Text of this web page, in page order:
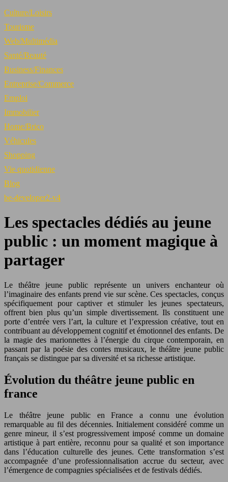
Culture/Loisirs
Tourisme
Web/Multimédia
Santé/Beauté
Business/Finances
Entreprise/Commerce
Emploi
Immobilier
Home/Brico
Véhicules
Shopping
Vie quotidienne
Blog
be-developer2-v4
Les spectacles dédiés au jeune
public : un moment magique à
partager
Le théâtre jeune public représente un univers enchanteur où
l’imaginaire des enfants prend vie sur scène. Ces spectacles, conçus
spécifiquement pour captiver et stimuler les jeunes spectateurs,
offrent bien plus qu’un simple divertissement. Ils constituent une
porte d’entrée vers l’art, la culture et l’expression créative, tout en
contribuant au développement cognitif et émotionnel des enfants. De
la magie des marionnettes à l’énergie du cirque contemporain, en
passant par la poésie des contes musicaux, le théâtre jeune public
français se distingue par sa diversité et sa richesse artistique.
Évolution du théâtre jeune public en
france
Le théâtre jeune public en France a connu une évolution
remarquable au fil des décennies. Initialement considéré comme un
genre mineur, il s’est progressivement imposé comme un domaine
artistique à part entière, reconnu pour sa qualité et son importance
dans l’éducation culturelle des jeunes. Cette transformation s’est
accompagnée d’une professionnalisation accrue du secteur, avec
l’émergence de compagnies spécialisées et de festivals dédiés.